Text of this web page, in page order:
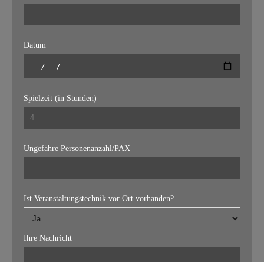
Datum
Spielzeit (in Stunden)
Ungefähre Personenanzahl/PAX
Ist Veranstaltungstechnik vor Ort vorhanden?
Ihre Nachricht